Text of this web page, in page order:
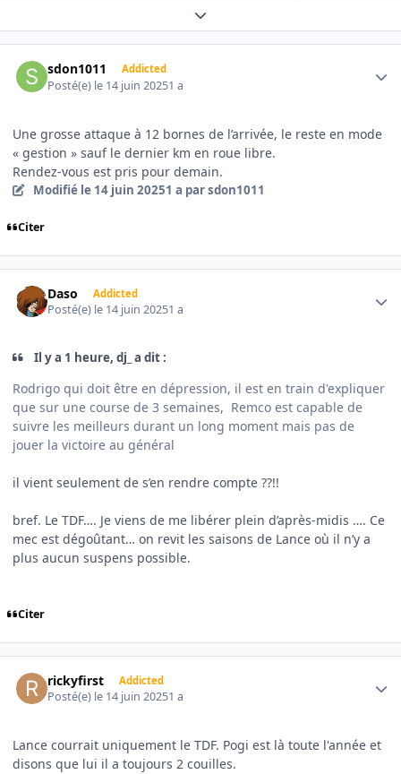
Expand topic overview
sdon1011 Addicted
Posté(e) le 14 juin 20251 a
Une grosse attaque à 12 bornes de l’arrivée, le reste en mode
« gestion » sauf le dernier km en roue libre.
Rendez-vous est pris pour demain.
Modifié le 14 juin 20251 a par sdon1011
Citer
Daso Addicted
Posté(e) le 14 juin 20251 a
Il y a 1 heure, dj_ a dit :
Rodrigo qui doit être en dépression, il est en train d'expliquer
que sur une course de 3 semaines, Remco est capable de
suivre les meilleurs durant un long moment mais pas de
jouer la victoire au général
il vient seulement de s’en rendre compte ??!!
bref. Le TDF…. Je viens de me libérer plein d’après-midis …. Ce
mec est dégoûtant… on revit les saisons de Lance où il n’y a
plus aucun suspens possible.
Citer
rickyfirst Addicted
Posté(e) le 14 juin 20251 a
Lance courrait uniquement le TDF. Pogi est là toute l'année et
disons que lui il a toujours 2 couilles.